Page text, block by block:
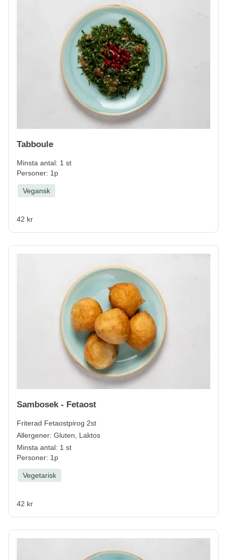
Tabboule
Minsta antal: 1 st
Personer: 1p
Vegansk
42 kr
Sambosek - Fetaost
Friterad Fetaostpirog 2st
Allergener: Gluten, Laktos
Minsta antal: 1 st
Personer: 1p
Vegetarisk
42 kr